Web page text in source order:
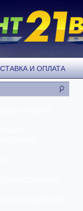
И ОПЛАТА